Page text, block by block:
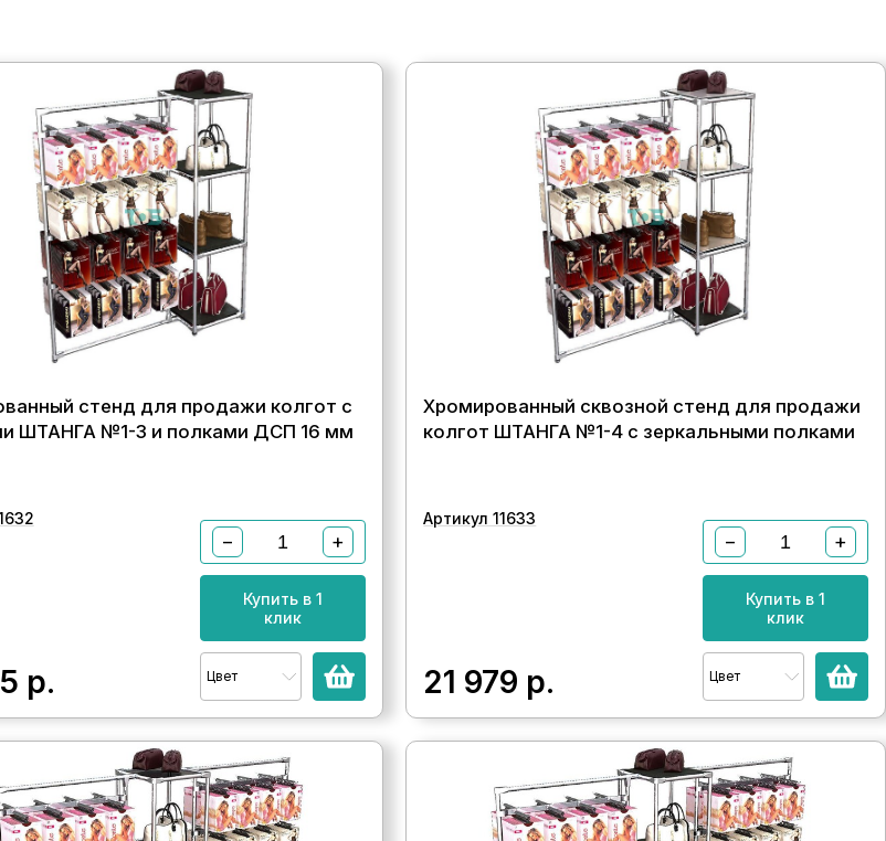
стенд для продажи колгот с
ШТАНГА №1-3 и полками ДСП 16 мм
р.
− +
Купить в 1
клик
Цвет
Хромированный сквозной стенд для продажи
колгот ШТАНГА №1-4 с зеркальными полками
Артикул 11633
21 979 р.
− +
Купить в 1
клик
Цвет